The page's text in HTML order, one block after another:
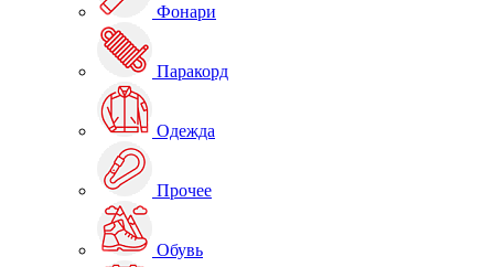
Фонари
Паракорд
Одежда
Прочее
Обувь